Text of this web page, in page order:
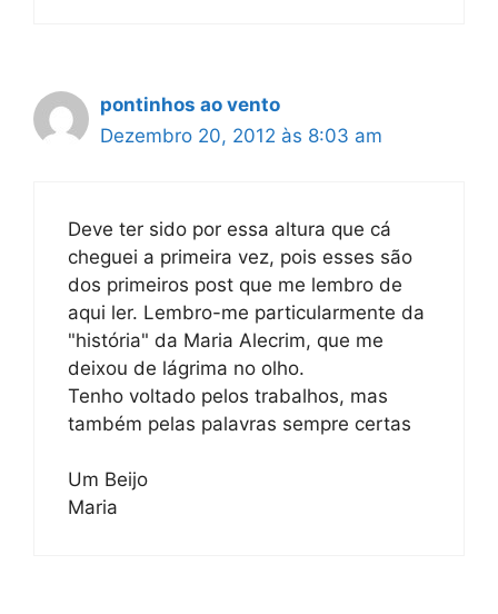
pontinhos ao vento
Dezembro 20, 2012 às 8:03 am
Deve ter sido por essa altura que cá
cheguei a primeira vez, pois esses são
dos primeiros post que me lembro de
aqui ler. Lembro-me particularmente da
"história" da Maria Alecrim, que me
deixou de lágrima no olho.
Tenho voltado pelos trabalhos, mas
também pelas palavras sempre certas
Um Beijo
Maria